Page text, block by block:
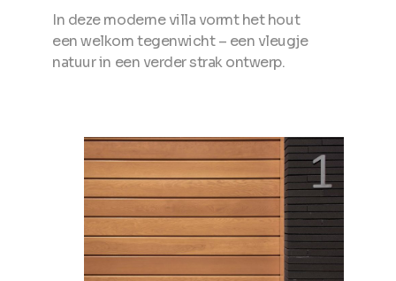
In deze moderne villa vormt het hout
een welkom tegenwicht – een vleugje
natuur in een verder strak ontwerp.